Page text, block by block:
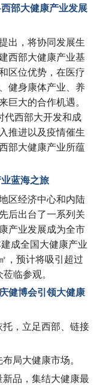
部大健康产业发展
出，将协同发展生
西部大健康产业基
区位优势，在医疗
健身康体产业、养
大的合作机遇。
代西部大开发和成
推进以及疫情催生
部大健康产业所蕴
蓝海之旅
区经济中心和内陆
后出台了一系列关
产业发展成为全市
成全国大健康产业
，预计将吸引超过
临参观。
健博会引领大健康
，立足西部、链接
局大健康市场。
品，集结大健康最